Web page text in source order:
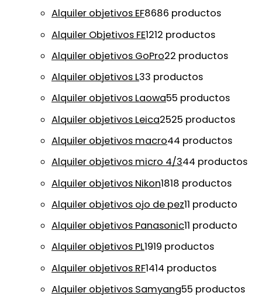
Alquiler objetivos EF8686 productos
Alquiler Objetivos FE1212 productos
Alquiler objetivos GoPro22 productos
Alquiler objetivos L33 productos
Alquiler objetivos Laowa55 productos
Alquiler objetivos Leica2525 productos
Alquiler objetivos macro44 productos
Alquiler objetivos micro 4/344 productos
Alquiler objetivos Nikon1818 productos
Alquiler objetivos ojo de pez11 producto
Alquiler objetivos Panasonic11 producto
Alquiler objetivos PL1919 productos
Alquiler objetivos RF1414 productos
Alquiler objetivos Samyang55 productos